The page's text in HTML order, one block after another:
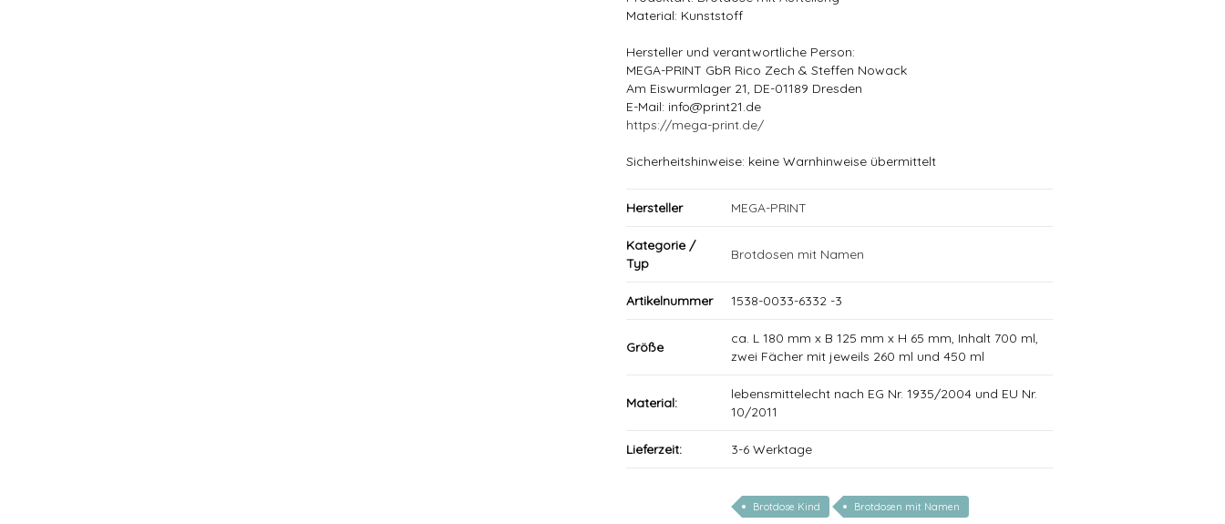
Material: Kunststoff
Hersteller und verantwortliche Person:
MEGA-PRINT GbR Rico Zech & Steffen Nowack
Am Eiswurmlager 21, DE-01189 Dresden
E-Mail: info@print21.de
https://mega-print.de/
Sicherheitshinweise: keine Warnhinweise übermittelt
Hersteller MEGA-PRINT
Kategorie /
Typ
Brotdosen mit Namen
Artikelnummer 1538-0033-6332 -3
Größe
ca. L 180 mm x B 125 mm x H 65 mm, Inhalt 700 ml,
zwei Fächer mit jeweils 260 ml und 450 ml
Material:
lebensmittelecht nach EG Nr. 1935/2004 und EU Nr.
10/2011
Lieferzeit: 3-6 Werktage
Brotdose Kind Brotdosen mit Namen